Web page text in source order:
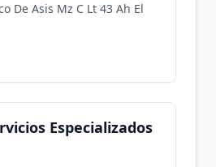
De Asis Mz C Lt 43 Ah El
Especializados